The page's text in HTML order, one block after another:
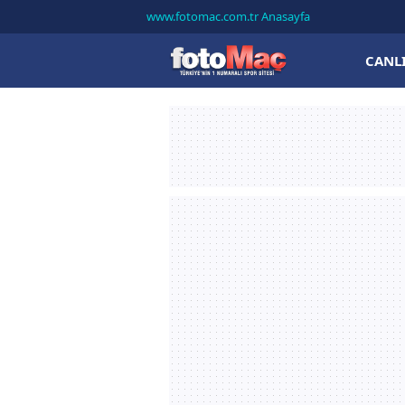
www.fotomac.com.tr Anasayfa